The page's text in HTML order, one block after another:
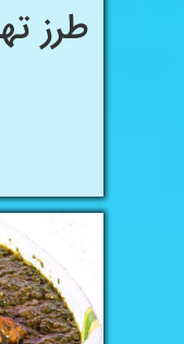
طرز